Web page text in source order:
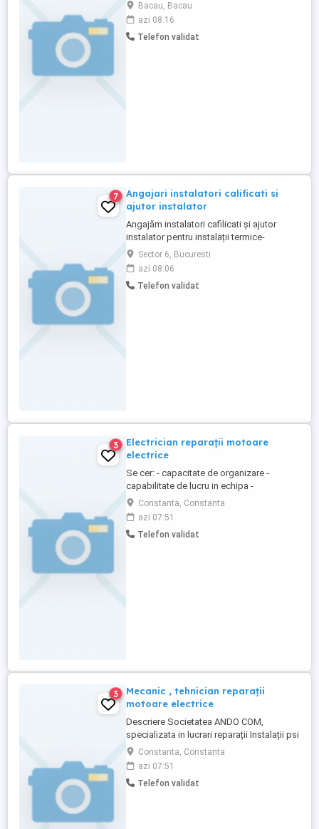
Detalii la telefon
Bacau, Bacau
azi 08:16
Telefon validat
7
Angajari instalatori calificati si
ajutor instalator
Angajăm instalatori cafilicati și ajutor
instalator pentru instalații termice-
sanitare. Se lucrează în toate sectoarele
din București. Salariu atractiv + carte de
munca
Sector 6, Bucuresti
azi 08:06
Telefon validat
3
Electrician reparații motoare
electrice
Se cer: - capacitate de organizare -
capabilitate de lucru in echipa -
responsabilitate la locul de munca -
atentie sporita asupra lucrarilor efectuate
Va oferim: - salariu motivant - transport
asigurat - ore suplimentare platite - prime
Constanta, Constanta
azi 07:51
Telefon validat
3
Mecanic , tehnician reparații
motoare electrice
Descriere Societatea ANDO COM,
specializata in lucrari reparații Instalații psi
, sanitare , termice , clima , motoare
electrice....angajează Mecanic motoare
electrice Se cer: - studii medii sau scoala
profesionala - permisul pentru categoria B
Constanta, Constanta
azi 07:51
Telefon validat